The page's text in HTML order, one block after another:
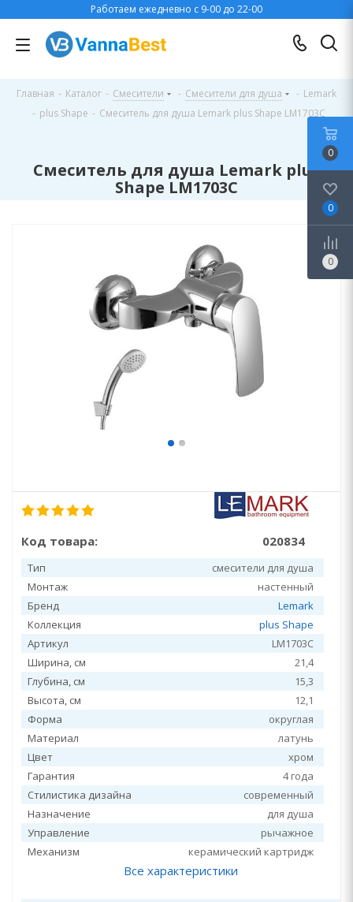
Работаем ежедневно с 9-00 до 22-00
Главная - Каталог - Смесители - Смесители для душа - Lemark
- plus Shape - Смеситель для душа Lemark plus Shape LM1703C
Смеситель для душа Lemark plus
Shape LM1703C
Код товара: 020834
Тип
смесители для душа
Монтаж
настенный
Бренд
Lemark
Коллекция
plus Shape
Артикул
LM1703C
Ширина, см
21,4
Глубина, см
15,3
Высота, см
12,1
Форма
округлая
Материал
латунь
Цвет
хром
Гарантия
4 года
Стилистика дизайна
современный
Назначение
для душа
Управление
рычажное
Механизм
керамический картридж
Все характеристики
0
0
0